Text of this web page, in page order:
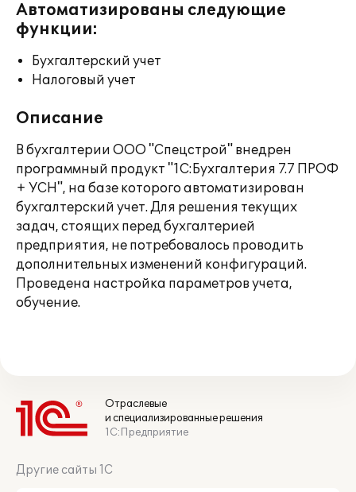
Автоматизированы следующие
функции:
Бухгалтерский учет
Налоговый учет
Описание
В бухгалтерии ООО "Спецстрой" внедрен
программный продукт "1С:Бухгалтерия 7.7 ПРОФ
+ УСН", на базе которого автоматизирован
бухгалтерский учет. Для решения текущих
задач, стоящих перед бухгалтерией
предприятия, не потребовалось проводить
дополнительных изменений конфигураций.
Проведена настройка параметров учета,
обучение.
Отраслевые
и специализированные решения
1С:Предприятие
Другие сайты 1С